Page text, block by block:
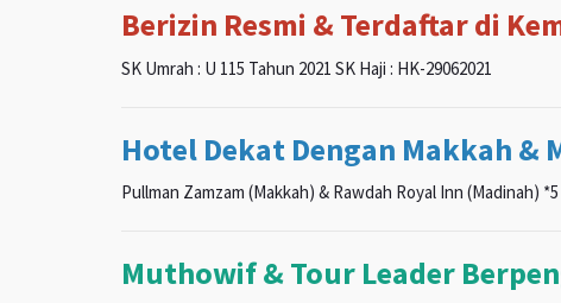
Berizin Resmi & Terdaftar di
SK Umrah : U 115 Tahun 2021 SK Haji : HK-29062021
Hotel Dekat Dengan Makkah &
Pullman Zamzam (Makkah) & Rawdah Royal Inn (Madinah) *5
Muthowif & Tour Leader